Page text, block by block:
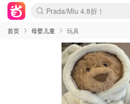
麦卢卡蜂蜜夏促！个位数！
Prada/Miu 4.8折！
啥？必胜客披萨5折！
首页 母婴儿童 玩具